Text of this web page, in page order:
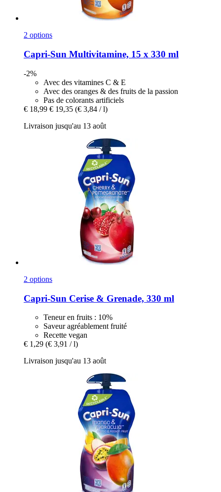
2 options
Capri-Sun Multivitamine, 15 x 330 ml
-2%
Avec des vitamines C & E
Avec des oranges & des fruits de la passion
Pas de colorants artificiels
€ 18,99 € 19,35 (€ 3,84 / l)
Livraison jusqu'au 13 août
2 options
Capri-Sun Cerise & Grenade, 330 ml
Teneur en fruits : 10%
Saveur agréablement fruité
Recette vegan
€ 1,29 (€ 3,91 / l)
Livraison jusqu'au 13 août